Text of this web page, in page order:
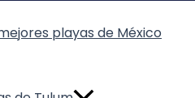
playas de México